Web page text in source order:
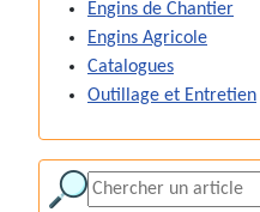
Engins de Chantier
Engins Agricole
Catalogues
Outillage et Entretien